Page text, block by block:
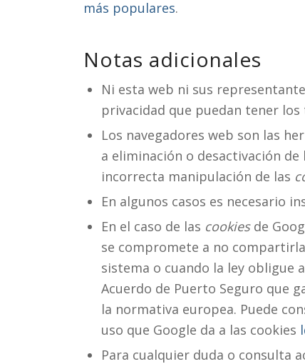
más populares.
Notas adicionales
Ni esta web ni sus
privacidad que puedan tener
Los navegadores web son las
a eliminación o desactivación
incorrecta manipulación de las
En algunos casos es necesario
En el caso de las cookiesde
se compromete a no
sistema o cuando la ley obligue
Acuerdo de Puerto Seguro que
la normativa europea. Puede
uso que Google da a las cookies
Para cualquier duda o consulta